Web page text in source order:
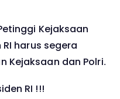
Kejaksaan
harus segera
Kejaksaan dan Polri.
RI !!!